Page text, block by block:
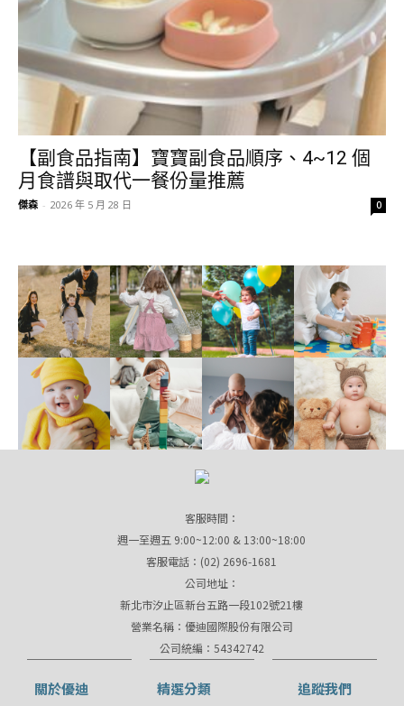
【副食品指南】寶寶副食品順序、4~12 個
月食譜與取代一餐份量推薦
傑森 - 2026 年 5 月 28 日 0
客服時間：
週一至週五 9:00~12:00 & 13:00~18:00
客服電話：(02) 2696-1681
公司地址：
新北市汐止區新台五路一段102號21樓
營業名稱：優迪國際股份有限公司
公司統編：54342742
關於優迪 精選分類 追蹤我們